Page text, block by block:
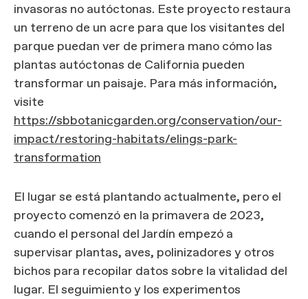
invasoras no autóctonas. Este proyecto restaura
un terreno de un acre para que los visitantes del
parque puedan ver de primera mano cómo las
plantas autóctonas de California pueden
transformar un paisaje. Para más información,
visite
https://sbbotanicgarden.org/conservation/our-
impact/restoring-habitats/elings-park-
transformation
El lugar se está plantando actualmente, pero el
proyecto comenzó en la primavera de 2023,
cuando el personal del Jardín empezó a
supervisar plantas, aves, polinizadores y otros
bichos para recopilar datos sobre la vitalidad del
lugar. El seguimiento y los experimentos